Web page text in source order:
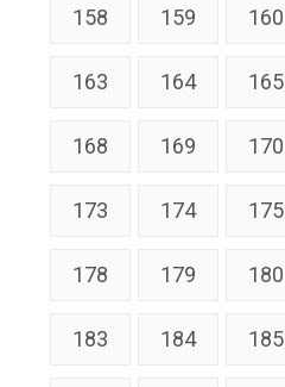
158 159 160
163 164 165
168 169 170
173 174 175
178 179 180
183 184 185